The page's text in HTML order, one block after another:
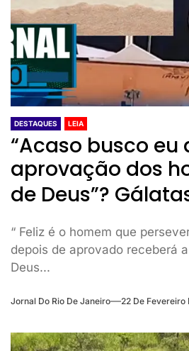
DESTAQUES LEIA
“Acaso busco eu
aprovação dos
de Deus”? Gálatas
“ Feliz é o homem que
depois de aprovado receberá
Deus...
Jornal Do Rio De Janeiro 22 De Fevereiro